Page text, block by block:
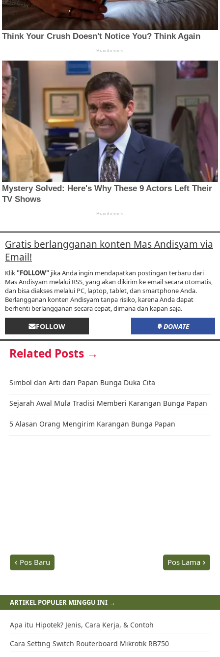
Gratis berlangganan konten Mas Andisyam via
Email!
Klik"FOLLOW" jika Anda ingin mendapatkan postingan terbaru dari
Mas Andisyam melalui RSS, yang akan dikirim ke email secara otomatis,
dan bisa diakses melalui PC, laptop, tablet, dan smartphone Anda.
Berlangganan konten Andisyam tanpa risiko, karena Anda dapat
berhenti berlangganan secara cepat, dimana dan kapan saja.
FOLLOW DONATE
Related Posts →
Pos Baru Pos Lama
ARTIKEL POPULER MINGGU INI →
Apa itu Hipotek? Jenis, Cara Kerja, & Contoh
Cara Setting Switch Routerboard Mikrotik RB750